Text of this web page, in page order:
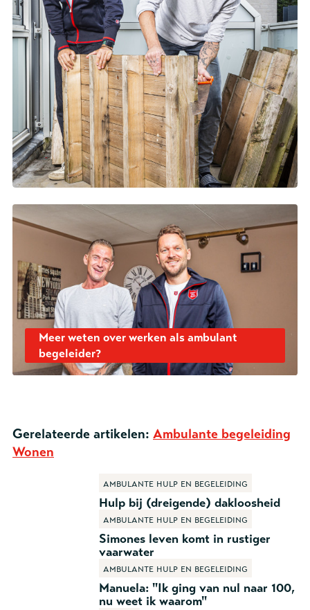
Meer weten over werken als ambulant
begeleider?
Gerelateerde artikelen: Ambulante begeleiding
Wonen
Hulp bij (dreigende) dakloosheid
Ambulante hulp en begeleiding
Simones leven komt in rustiger
vaarwater
Ambulante hulp en begeleiding
Manuela: "Ik ging van nul naar 100,
nu weet ik waarom"
Ambulante hulp en begeleiding